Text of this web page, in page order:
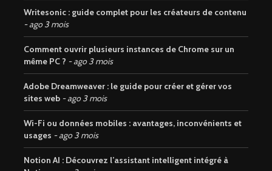
Writesonic : guide complet pour les créateurs de contenu
ago 3 mois
Comment ouvrir plusieurs instances de Chrome sur un
même PC ?
ago 3 mois
Adobe Dreamweaver : le guide pour créer et gérer vos
sites web
ago 3 mois
Wi-Fi ou données mobiles : avantages, inconvénients et
usages
ago 3 mois
Notion AI : Découvrez l’assistant intelligent intégré à